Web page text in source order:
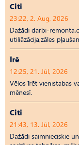
Citi
23:22, 2. Aug, 2026
Dažādi darbi-
utiliāzācija,zāles
Īrē
12:25, 21. Jūl, 2026
Vēlos īrēt vienistabas
mēnesī.
Citi
21:43, 13. Jūl, 2026
Dažādi saimnieciskie